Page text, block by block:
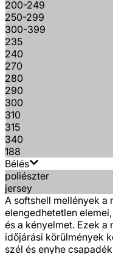
200-249
250-299
300-399
235
240
270
280
290
300
310
315
340
188
Bélés
poliészter
jersey
A softshell mellények a
elengedhetetlen
és a kényelmet. Ezek
időjárási körülmények
szél és enyhe